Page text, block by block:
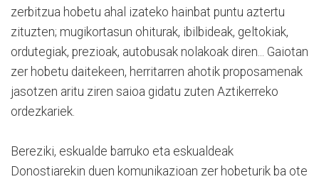
zerbitzua hobetu ahal izateko hainbat puntu aztertu
zituzten; mugikortasun ohiturak, ibilbideak, geltokiak,
ordutegiak, prezioak, autobusak nolakoak diren... Gaiotan
zer hobetu daitekeen, herritarren ahotik proposamenak
jasotzen aritu ziren saioa gidatu zuten Aztikerreko
ordezkariek.
Bereziki, eskualde barruko eta eskualdeak
Donostiarekin duen komunikazioan zer hobeturik ba ote